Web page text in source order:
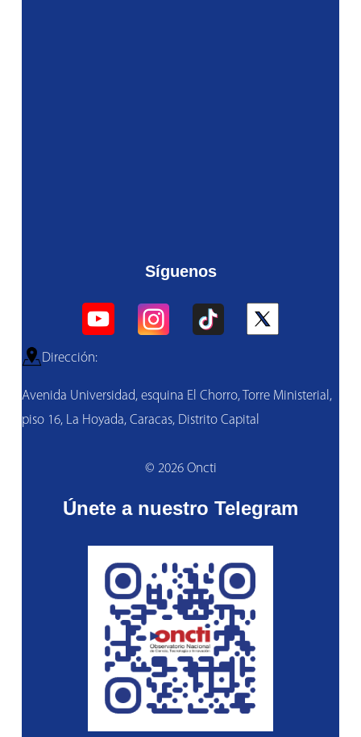
Síguenos
Dirección:
Avenida Universidad, esquina El Chorro, Torre Ministerial,
piso 16, La Hoyada, Caracas, Distrito Capital
© 2026 Oncti
Únete a nuestro Telegram